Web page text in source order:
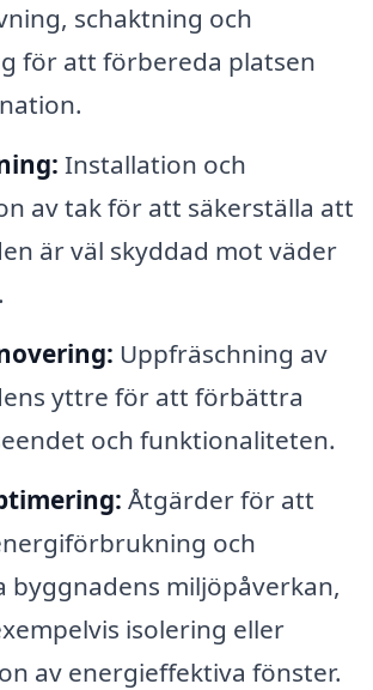
schaktning och
för att förbereda platsen
Installation och
av tak för att säkerställa att
är väl skyddad mot väder
Uppfräschning av
yttre för att förbättra
och funktionaliteten.
Åtgärder för att
och
miljöpåverkan,
isolering eller
av energieffektiva fönster.